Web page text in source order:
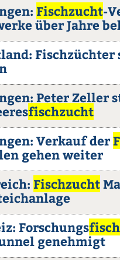
Fischzucht-
über Jahre
Peter Zeller
fischzucht
Verkauf der
gehen weiter
Fischzucht
Forschungs
genehmigt